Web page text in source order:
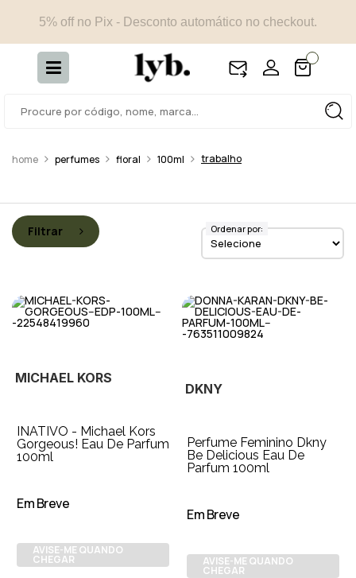
5% off no Pix - Desconto automático no checkout.
perfumes floral 100ml trabalho
Filtrar Ordenar por:
MICHAEL KORS
INATIVO - Michael Kors
Gorgeous! Eau De Parfum
100ml
Em Breve
AVISE-ME QUANDO
CHEGAR
DKNY
Perfume Feminino Dkny
Be Delicious Eau De
Parfum 100ml
Em Breve
AVISE-ME QUANDO
CHEGAR